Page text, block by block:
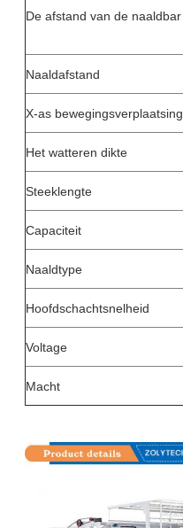
De afstand van de naaldbar
Naaldafstand
X-as bewegingsverplaatsing
Het watteren dikte
Steeklengte
Capaciteit
Naaldtype
Hoofdschachtsnelheid
Voltage
Macht